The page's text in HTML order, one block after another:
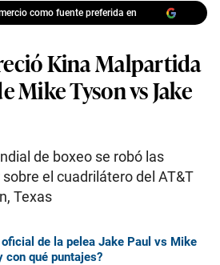
como fuente preferida en
Kina Malpartida
Mike Tyson vs Jake
de boxeo se robó las
el cuadrilátero del AT&T
Texas
de la pelea Jake Paul vs Mike
con qué puntajes?